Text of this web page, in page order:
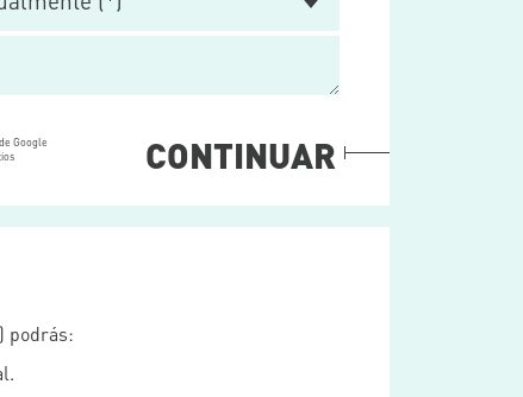
Google
CONTINUAR
podrás: